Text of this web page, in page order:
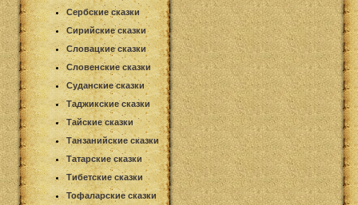
Сербские сказки
Сирийские сказки
Словацкие сказки
Словенские сказки
Суданские сказки
Таджикские сказки
Тайские сказки
Танзанийские сказки
Татарские сказки
Тибетские сказки
Тофаларские сказки